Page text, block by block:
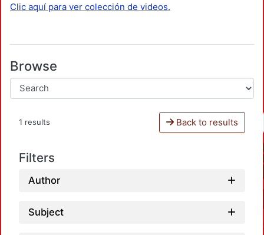
Clic aquí para ver colección de videos.
Browse
1 results Back to results
Filters
Author
Subject